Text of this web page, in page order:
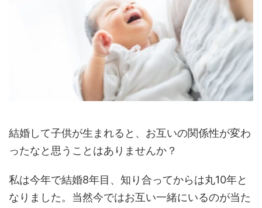
結婚して子供が生まれると、お互いの関係性が変わ
ったなと思うことはありませんか？
私は今年で結婚8年目、知り合ってからは丸10年と
なりました。当然今ではお互い一緒にいるのが当た